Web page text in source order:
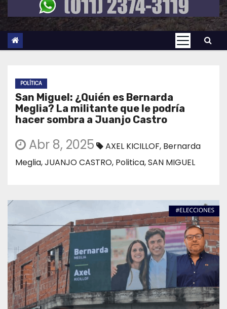
POLÍTICA
San Miguel: ¿Quién es Bernarda
Meglia? La militante que le podría
hacer sombra a Juanjo Castro
Abr 8, 2025 AXEL KICILLOF, Bernarda
Meglia,JUANJO CASTRO, Politica,SAN MIGUEL